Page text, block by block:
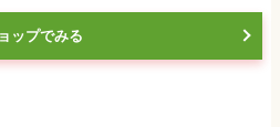
ップでみる